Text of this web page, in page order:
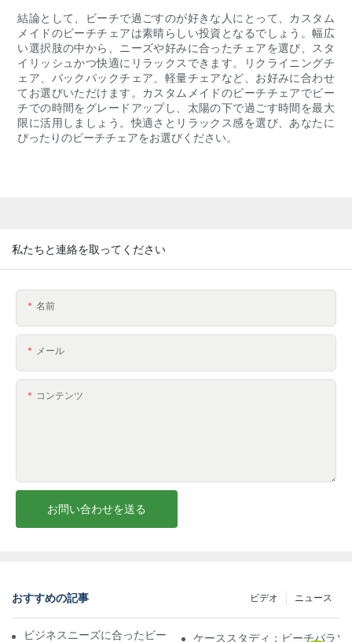
結論として、ビーチで過ごすのが好きな人にとって、カスタム
メイドのビーチチェアは素晴らしい投資となるでしょう。幅広
い選択肢の中から、ニーズや好みに合ったチェアを選び、スタ
イリッシュかつ快適にリラックスできます。リクライニングチ
ェア、バックパックチェア、軽量チェアなど、お好みに合わせ
てお選びいただけます。カスタムメイドのビーチチェアでビー
チでの時間をグレードアップし、太陽の下で過ごす時間を最大
限に活用しましょう。快適さとリラックス感を選び、あなたに
ぴったりのビーチチェアをお選びください。
私たちと連絡を取ってください
名前
メール
コンテンツ
お問い合わせを送る
おすすめの記事 ニュース
ビデオ
ビジネスニーズに合ったビーチパラソル販売業者を見つける
ケーススタディ：ビーチパラ